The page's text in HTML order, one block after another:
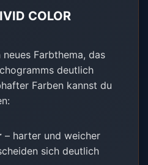
COLOR
neues Farbthema, das
deutlich
Farben kannst du
– harter und weicher
sich deutlich